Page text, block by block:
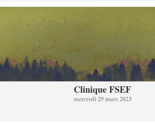
Clinique FSEF
mercredi 29 mars 2023